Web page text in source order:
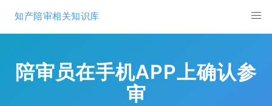
content
知产陪审相关知识库
陪审员在手机APP上确认参
审